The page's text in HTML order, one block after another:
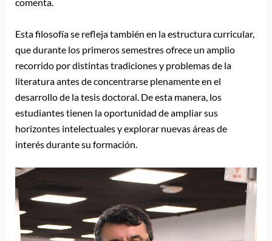
Esta filosofía se refleja también en la estructura curricular,
que durante los primeros semestres ofrece un amplio
recorrido por distintas tradiciones y problemas de la
literatura antes de concentrarse plenamente en el
desarrollo de la tesis doctoral. De esta manera, los
estudiantes tienen la oportunidad de ampliar sus
horizontes intelectuales y explorar nuevas áreas de
interés durante su formación.